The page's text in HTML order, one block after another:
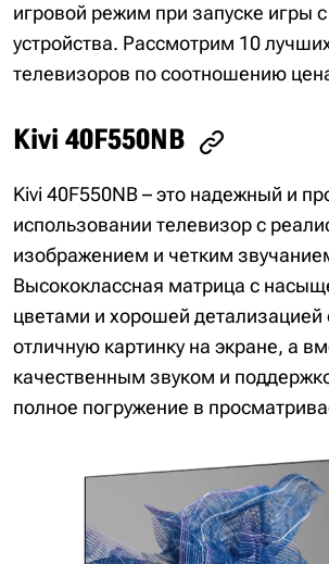
игровой режим при запуске игры
устройства. Рассмотрим 10
телевизоров по соотношению
Kivi 40F550NB
Kivi 40F550NB – это надежный и
использовании телевизор с
изображением и четким
Высококлассная матрица с
цветами и хорошей детализацией
отличную картинку на экране, а
качественным звуком и
полное погружение в